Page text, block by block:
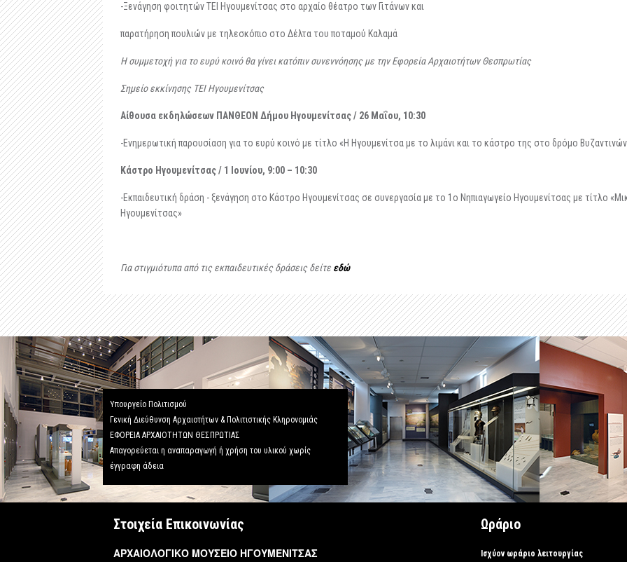
-Ξενάγηση φοιτητών ΤΕΙ Ηγουμενίτσας στο αρχαίο θέατρο των Γιτάνων και
παρατήρηση πουλιών με τηλεσκόπιο στο Δέλτα του ποταμού Καλαμά
Η συμμετοχή για το ευρύ κοινό θα γίνει κατόπιν συνεννόησης με την Εφορεία Αρχαιοτήτων Θεσπρωτίας
Σημείο εκκίνησης ΤΕΙ Ηγουμενίτσας
Αίθουσα εκδηλώσεων ΠΑΝΘΕΟΝ Δήμου Ηγουμενίτσας / 26 Μαΐου, 10:30
-Ενημερωτική παρουσίαση για το ευρύ κοινό με τίτλο «Η Ηγουμενίτσα με το λιμάνι και το κάστρο της στο δρόμο
Κάστρο Ηγουμενίτσας / 1 Ιουνίου, 9:00 – 10:30
-Εκπαιδευτική δράση - ξενάγηση στο Κάστρο Ηγουμενίτσας σε συνεργασία με το 1ο Νηπιαγωγείο Ηγουμενίτσας με τίτλο
Ηγουμενίτσας»
Για στιγμιότυπα από τις εκπαιδευτικές δράσεις δείτε εδώ
Υπουργείο Πολιτισμού
Γενική Διεύθυνση Αρχαιοτήτων & Πολιτιστικής Κληρονομιάς
ΕΦΟΡΕΙΑ ΑΡΧΑΙΟΤΗΤΩΝ ΘΕΣΠΡΩΤΙΑΣ
Απαγορεύεται η αναπαραγωγή ή χρήση του υλικού χωρίς
έγγραφη άδεια
Στοιχεία Επικοινωνίας
ΑΡΧΑΙΟΛΟΓΙΚΟ ΜΟΥΣΕΙΟ ΗΓΟΥΜΕΝΙΤΣΑΣ
Ωράριο
Ισχύον ωράριο λειτουργίας